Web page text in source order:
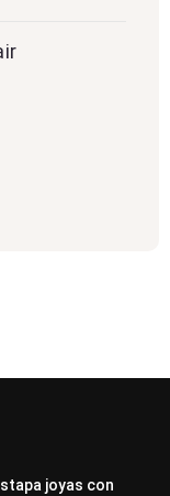
joyas con